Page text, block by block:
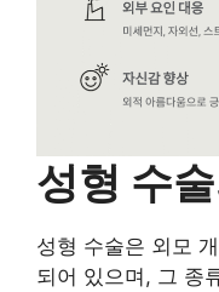
성형 수
성형 수술은 외모
되어 있으며, 그 종